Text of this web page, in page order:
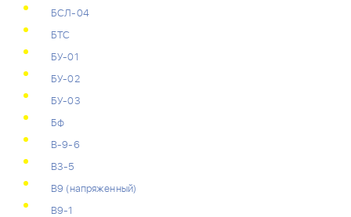
БСЛ-04
БТС
БУ-01
БУ-02
БУ-03
Бф
В-9-6
В3-5
В9 (напряженный)
В9-1